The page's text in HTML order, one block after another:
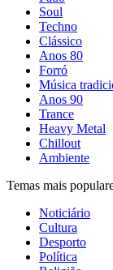
Soul
Techno
Clássico
Anos 80
Forró
Música
Anos 90
Trance
Heavy Metal
Chillout
Ambiente
Temas mais
Noticiário
Cultura
Desporto
Política